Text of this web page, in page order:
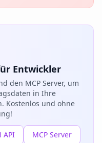
Entwickler
den MCP Server, um
in Ihre
Kostenlos und ohne
API MCP Server